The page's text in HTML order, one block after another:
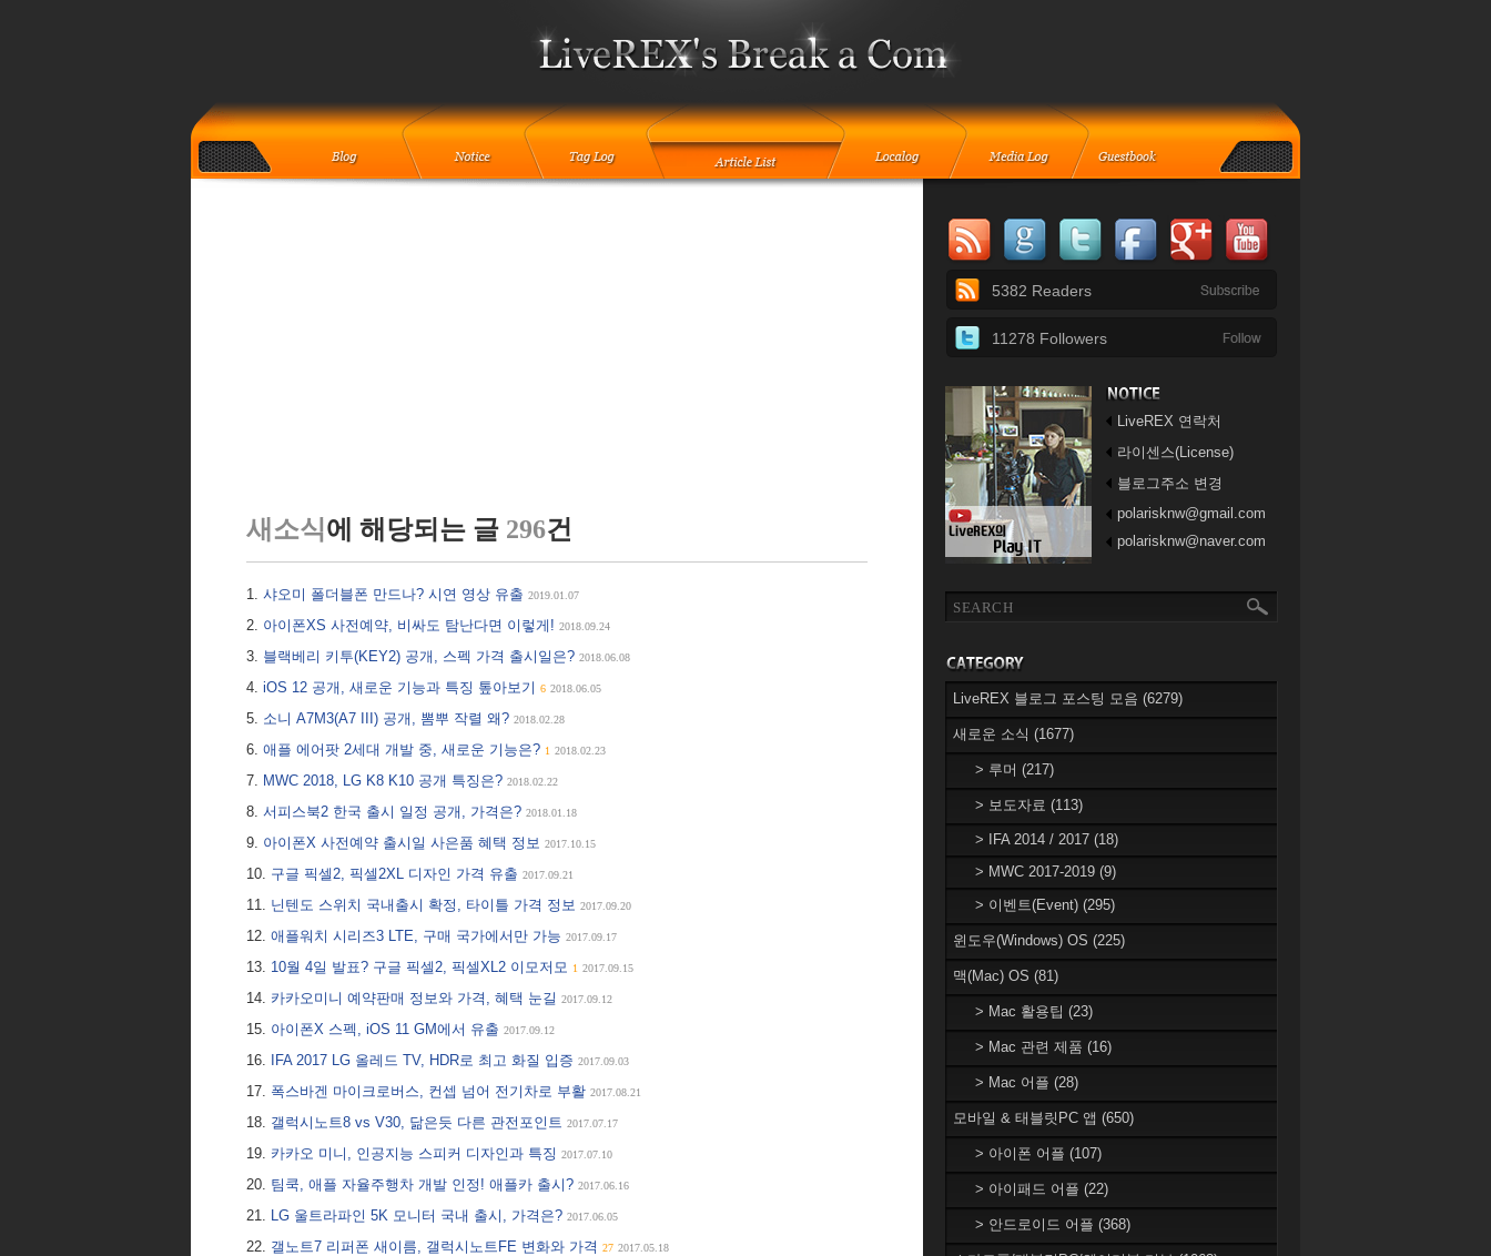
새소식에 해당되는 글 296건
샤오미 폴더블폰 만드나? 시연 영상 유출 2019.01.07
아이폰XS 사전예약, 비싸도 탐난다면 이렇게! 2018.09.24
블랙베리 키투(KEY2) 공개, 스펙 가격 출시일은? 2018.06.08
iOS 12 공개, 새로운 기능과 특징 톺아보기 6 2018.06.05
소니 A7M3(A7 III) 공개, 뽐뿌 작렬 왜? 2018.02.28
애플 에어팟 2세대 개발 중, 새로운 기능은? 1 2018.02.23
MWC 2018, LG K8 K10 공개 특징은? 2018.02.22
서피스북2 한국 출시 일정 공개, 가격은? 2018.01.18
아이폰X 사전예약 출시일 사은품 혜택 정보 2017.10.15
구글 픽셀2, 픽셀2XL 디자인 가격 유출 2017.09.21
닌텐도 스위치 국내출시 확정, 타이틀 가격 정보 2017.09.20
애플워치 시리즈3 LTE, 구매 국가에서만 가능 2017.09.17
10월 4일 발표? 구글 픽셀2, 픽셀XL2 이모저모 1 2017.09.15
카카오미니 예약판매 정보와 가격, 혜택 눈길 2017.09.12
아이폰X 스펙, iOS 11 GM에서 유출 2017.09.12
IFA 2017 LG 올레드 TV, HDR로 최고 화질 입증 2017.09.03
폭스바겐 마이크로버스, 컨셉 넘어 전기차로 부활 2017.08.21
갤럭시노트8 vs V30, 닮은듯 다른 관전포인트 2017.07.17
카카오 미니, 인공지능 스피커 디자인과 특징 2017.07.10
팀쿡, 애플 자율주행차 개발 인정! 애플카 출시? 2017.06.16
LG 울트라파인 5K 모니터 국내 출시, 가격은? 2017.06.05
갤노트7 리퍼폰 새이름, 갤럭시노트FE 변화와 가격 27 2017.05.18
5382 Readers
11278 Followers
LiveREX 연락처
라이센스(License)
블로그주소 변경
polarisknw@gmail.com
polarisknw@naver.com
LiveREX 블로그 포스팅 모음 (6279)
새로운 소식 (1677)
> 루머 (217)
> 보도자료 (113)
> IFA 2014 / 2017 (18)
> MWC 2017-2019 (9)
> 이벤트(Event) (295)
윈도우(Windows) OS (225)
맥(Mac) OS (81)
> Mac 활용팁 (23)
> Mac 관련 제품 (16)
> Mac 어플 (28)
모바일 & 태블릿PC 앱 (650)
> 아이폰 어플 (107)
> 아이패드 어플 (22)
> 안드로이드 어플 (368)